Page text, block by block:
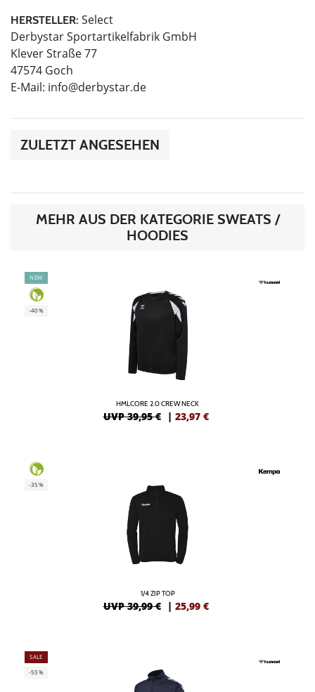
HERSTELLER: Select
Derbystar Sportartikelfabrik GmbH
Klever Straße 77
47574 Goch
E-Mail: info@derbystar.de
ZULETZT ANGESEHEN
MEHR AUS DER KATEGORIE SWEATS /
HOODIES
NEW
-40%
HMLCORE 2.0 CREW NECK
UVP 39,95 € | 23,97 €
-35%
1/4 ZIP TOP
UVP 39,99 € | 25,99 €
SALE
-55%